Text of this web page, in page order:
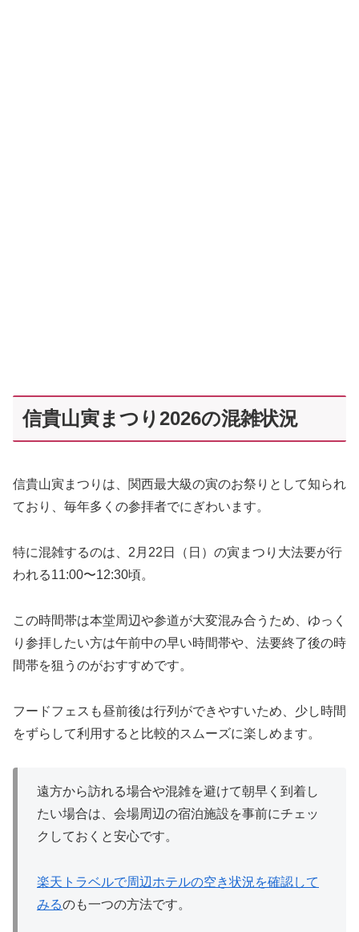
信貴山寅まつり2026の混雑状況
信貴山寅まつりは、関西最大級の寅のお祭りとして知られ
ており、毎年多くの参拝者でにぎわいます。
特に混雑するのは、2月22日（日）の寅まつり大法要が行
われる11:00〜12:30頃。
この時間帯は本堂周辺や参道が大変混み合うため、ゆっく
り参拝したい方は午前中の早い時間帯や、法要終了後の時
間帯を狙うのがおすすめです。
フードフェスも昼前後は行列ができやすいため、少し時間
をずらして利用すると比較的スムーズに楽しめます。
遠方から訪れる場合や混雑を避けて朝早く到着し
たい場合は、会場周辺の宿泊施設を事前にチェッ
クしておくと安心です。
楽天トラベルで周辺ホテルの空き状況を確認して
みるのも一つの方法です。